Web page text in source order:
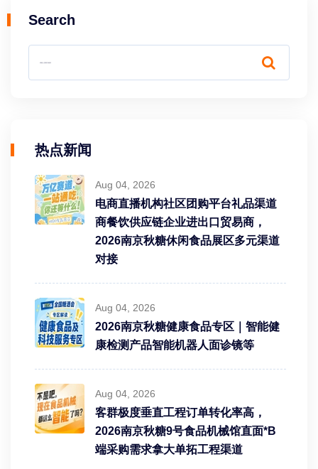
Search
热点新闻
Aug 04, 2026
电商直播机构社区团购平台礼品渠道
商餐饮供应链企业进出口贸易商，
2026南京秋糖休闲食品展区多元渠道
对接
Aug 04, 2026
2026南京秋糖健康食品专区｜智能健
康检测产品智能机器人面诊镜等
Aug 04, 2026
客群极度垂直工程订单转化率高，
2026南京秋糖9号食品机械馆直面*B
端采购需求拿大单拓工程渠道